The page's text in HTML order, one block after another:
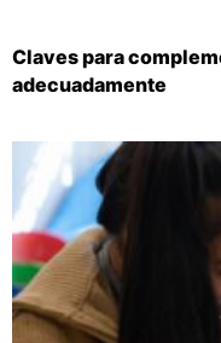
Claves para
adecuadamente